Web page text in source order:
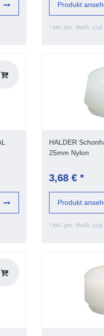
* inkl. ges. MwSt. zzgl.
Produkt
HALDER
25mm Nylon
3,68 € *
* inkl. ges. MwSt. zzgl.
Produkt